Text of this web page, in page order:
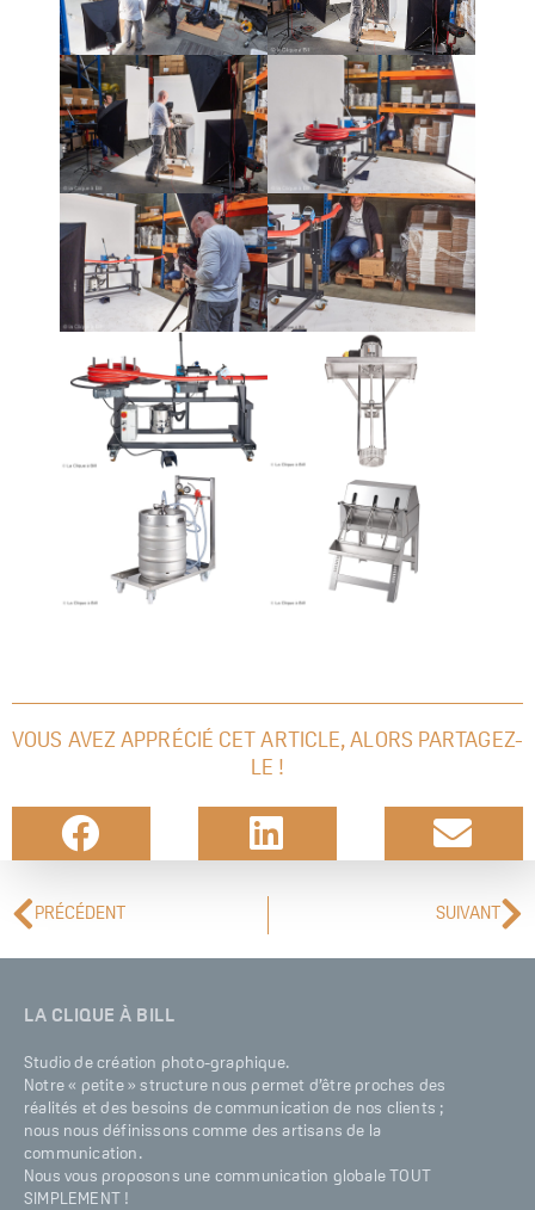
VOUS AVEZ APPRÉCIÉ CET ARTICLE, ALORS PARTAGEZ-
LE !
PRÉCÉDENT SUIVANT
LA CLIQUE À BILL
Studio de création photo-graphique.
Notre « petite » structure nous permet d’être proches des
réalités et des besoins de communication de nos clients ;
nous nous définissons comme des artisans de la
communication.
Nous vous proposons une communication globale TOUT
SIMPLEMENT !